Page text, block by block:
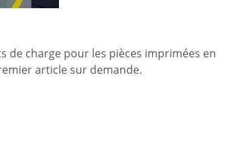
de charge pour les pièces imprimées en
article sur demande.